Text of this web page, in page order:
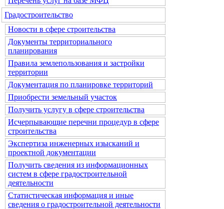
Градостроительство
Новости в сфере строительства
Документы территориального
планирования
Правила землепользования и застройки
территории
Документация по планировке территорий
Приобрести земельный участок
Получить услугу в сфере строительства
Исчерпывающие перечни процедур в сфере
строительства
Экспертиза инженерных изысканий и
проектной документации
Получить сведения из информационных
систем в сфере градостроительной
деятельности
Статистическая информация и иные
сведения о градостроительной деятельности